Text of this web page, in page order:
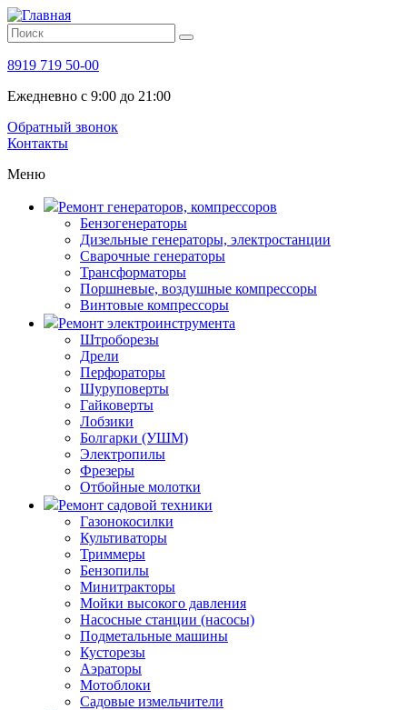
8919 719 50-00
Ежедневно с 9:00 до 21:00
Обратный звонок
Контакты
Меню
Ремонт генераторов, компрессоров
Бензогенераторы
Дизельные генераторы, электростанции
Сварочные генераторы
Трансформаторы
Поршневые, воздушные компрессоры
Винтовые компрессоры
Ремонт электроинструмента
Штроборезы
Дрели
Перфораторы
Шуруповерты
Гайковерты
Лобзики
Болгарки (УШМ)
Электропилы
Фрезеры
Отбойные молотки
Ремонт садовой техники
Газонокосилки
Культиваторы
Триммеры
Бензопилы
Минитракторы
Мойки высокого давления
Насосные станции (насосы)
Подметальные машины
Кусторезы
Аэраторы
Мотоблоки
Садовые измельчители